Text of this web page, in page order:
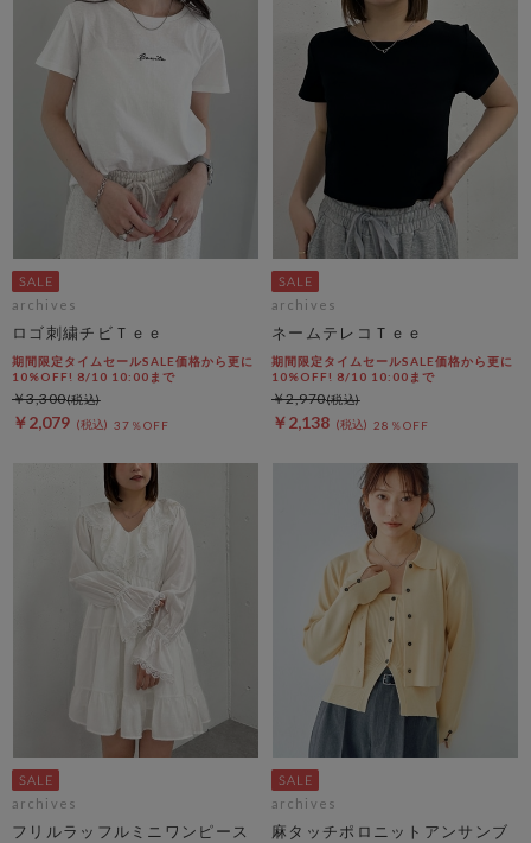
archives
ロゴ刺繍チビＴｅｅ
期間限定タイムセールSALE価格から更に
10%OFF! 8/10 10:00まで
￥2,079 37％OFF
￥3,300
archives
ネームテレコＴｅｅ
期間限定タイムセールSALE価格から更に
10%OFF! 8/10 10:00まで
￥2,138 28％OFF
￥2,970
archives
フリルラッフルミニワンピース
archives
麻タッチポロニットアンサンブ